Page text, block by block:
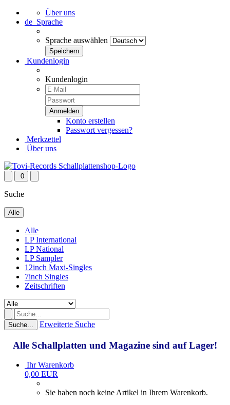
Über uns
de Sprache
Sprache auswählen
Kundenlogin
Kundenlogin
Konto erstellen
Passwort vergessen?
Merkzettel
Über uns
0
Suche
Alle
Alle
LP International
LP National
LP Sampler
12inch Maxi-Singles
7inch Singles
Zeitschriften
Suche... Erweiterte Suche
Alle Schallplatten und Magazine sind auf Lager!
Ihr Warenkorb
0,00 EUR
Sie haben noch keine Artikel in Ihrem Warenkorb.